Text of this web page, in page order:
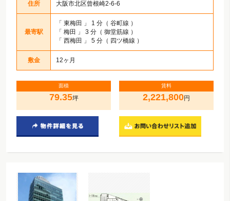
住所 大阪市北区曾根崎2-6-6
最寄駅
「 東梅田
」 1 分（ 谷町線 ）
「 梅田
」 3 分（ 御堂筋線 ）
「 西梅田 」 5 分（ 四ツ橋線 ）
敷金 12ヶ月
面積
79.35坪
賃料
2,221,800円